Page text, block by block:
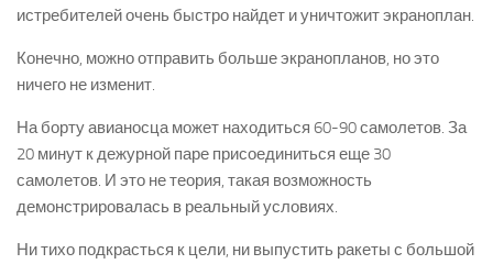
истребителей очень быстро найдет и уничтожит экраноплан.
Конечно, можно отправить больше экранопланов, но это
ничего не изменит.
На борту авианосца может находиться 60-90 самолетов. За
20 минут к дежурной паре присоединиться еще 30
самолетов. И это не теория, такая возможность
демонстрировалась в реальный условиях.
Ни тихо подкрасться к цели, ни выпустить ракеты с большой